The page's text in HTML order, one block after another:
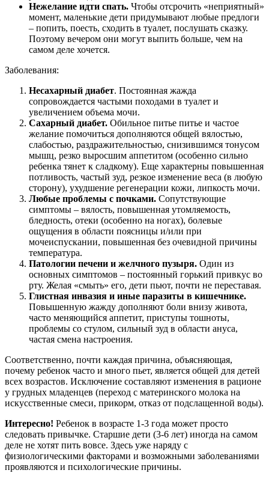
Нежелание идти спать. Чтобы отсрочить «неприятный»
момент, маленькие дети придумывают любые предлоги
– попить, поесть, сходить в туалет, послушать сказку.
Поэтому вечером они могут выпить больше, чем на
самом деле хочется.
Заболевания:
Несахарный диабет. Постоянная жажда
сопровождается частыми походами в туалет и
увеличением объема мочи.
Сахарный диабет. Обильное питье питье и частое
желание помочиться дополняются общей вялостью,
слабостью, раздражительностью, снизившимся тонусом
мышц, резко выросшим аппетитом (особенно сильно
ребенка тянет к сладкому). Еще характерны повышенная
потливость, частый зуд, резкое изменение веса (в любую
сторону), ухудшение регенерации кожи, липкость мочи.
Любые проблемы с почками. Сопутствующие
симптомы – вялость, повышенная утомляемость,
бледность, отеки (особенно на ногах), болевые
ощущения в области поясницы и/или при
мочеиспускании, повышенная без очевидной причины
температура.
Патологии печени и желчного пузыря. Один из
основных симптомов – постоянный горький привкус во
рту. Желая «смыть» его, дети пьют, почти не переставая.
Глистная инвазия и иные паразиты в кишечнике.
Повышенную жажду дополняют боли внизу живота,
часто меняющийся аппетит, приступы тошноты,
проблемы со стулом, сильный зуд в области ануса,
частая смена настроения.
Соответственно, почти каждая причина, объясняющая,
почему ребенок часто и много пьет, является общей для детей
всех возрастов. Исключение составляют изменения в рационе
у грудных младенцев (переход с материнского молока на
искусственные смеси, прикорм, отказ от подслащенной воды).
Интересно! Ребенок в возрасте 1-3 года может просто
следовать привычке. Старшие дети (3-6 лет) иногда на самом
деле не хотят пить вовсе. Здесь уже наряду с
физиологическими факторами и возможными заболеваниями
проявляются и психологические причины.